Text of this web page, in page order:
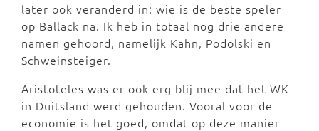
later ook veranderd in: wie is de beste speler
op Ballack na. Ik heb in totaal nog drie andere
namen gehoord, namelijk Kahn, Podolski en
Schweinsteiger.
Aristoteles was er ook erg blij mee dat het WK
in Duitsland werd gehouden. Vooral voor de
economie is het goed, omdat op deze manier